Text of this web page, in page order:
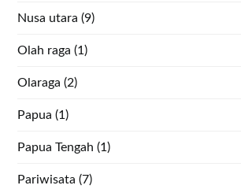
Nusa utara (9)
Olah raga (1)
Olaraga (2)
Papua (1)
Papua Tengah (1)
Pariwisata (7)